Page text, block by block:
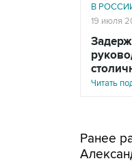
В
19 июля
Читать
Ранее